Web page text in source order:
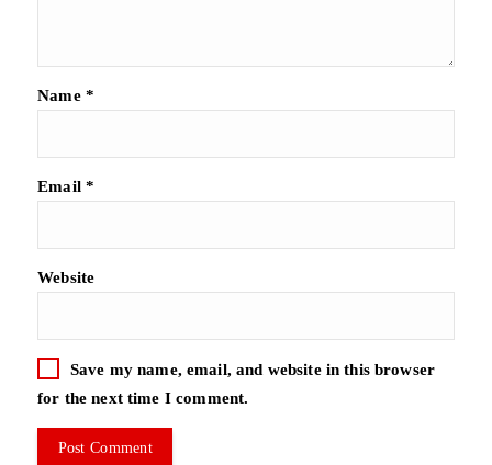
Name *
Email *
Website
Save my name, email, and website in this browser
for the next time I comment.